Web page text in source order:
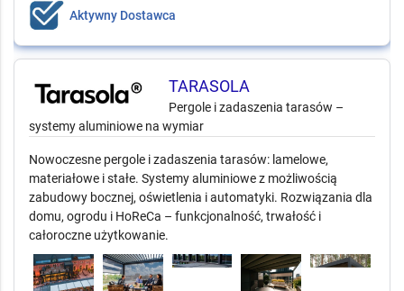
Aktywny Dostawca
TARASOLA
Pergole i zadaszenia tarasów –
systemy aluminiowe na wymiar
Nowoczesne pergole i zadaszenia tarasów: lamelowe,
materiałowe i stałe. Systemy aluminiowe z możliwością
zabudowy bocznej, oświetlenia i automatyki. Rozwiązania dla
domu, ogrodu i HoReCa – funkcjonalność, trwałość i
całoroczne użytkowanie.